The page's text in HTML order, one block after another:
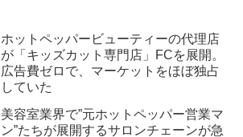
ホットペッパービューティーの代理店
が「キッズカット専門店」FCを展開。
広告費ゼロで、マーケットをほぼ独占
していた
美容室業界で”元ホットペッパー営業マ
ン”たちが展開するサロンチェーンが急